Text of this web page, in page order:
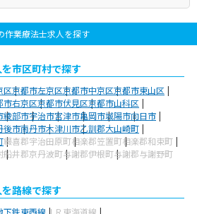
作業療法士求人を探す
市区町村で探す
区京都市左京区京都市中京区京都市東山区
市右京区京都市伏見区京都市山科区
綾部市宇治市宮津市亀岡市城陽市向日市
後市南丹市木津川市乙訓郡大山崎町
綴喜郡宇治田原町相楽郡笠置町相楽郡和束町
船井郡京丹波町与謝郡伊根町与謝郡与謝野町
路線で探す